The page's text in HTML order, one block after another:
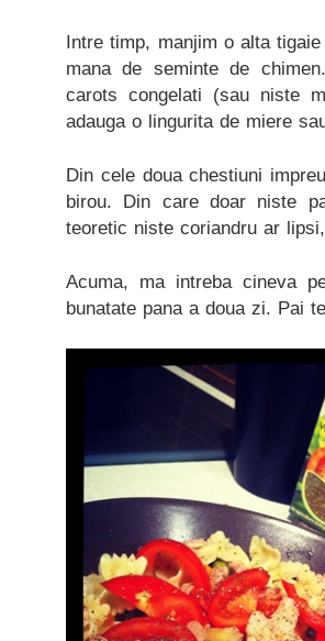
Intre timp, manjim o alta
mana de seminte de
carots congelati (sau niste
adauga o lingurita de miere
Din cele doua chestiuni
birou. Din care doar niste
teoretic niste coriandru ar
Acuma, ma intreba cineva
bunatate pana a doua zi. Pai